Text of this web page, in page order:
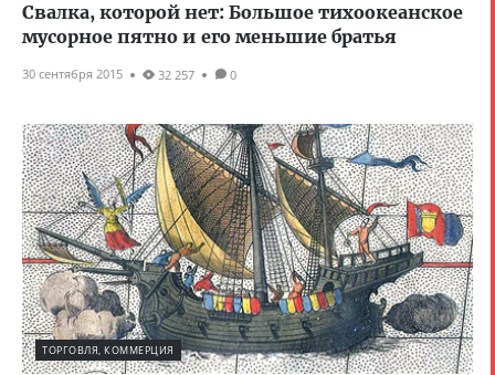
Свалка, которой нет: Большое тихоокеанское
мусорное пятно и его меньшие братья
30 сентября 2015 32 257 0
ТОРГОВЛЯ, КОММЕРЦИЯ